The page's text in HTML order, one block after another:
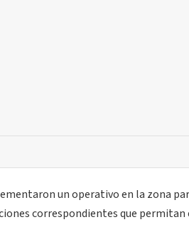
un operativo en la zona
correspondientes que